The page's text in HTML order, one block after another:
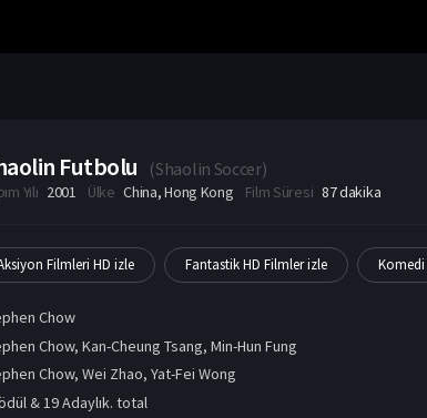
Futbolu (Shaolin Soccer)
Yılı 2001 Ülke China,Hong Kong Film Süresi 87 dakika
Filmleri HD izle Fantastik HD Filmler izle
Chow
Chow, Kan-Cheung Tsang, Min-Hun Fung
Chow,Wei Zhao,Yat-Fei Wong
& 19 Adaylık. total